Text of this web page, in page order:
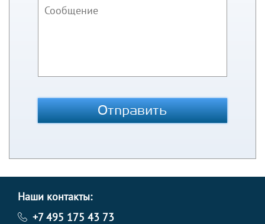
Отправить
Наши контакты:
+7 495 175 43 73